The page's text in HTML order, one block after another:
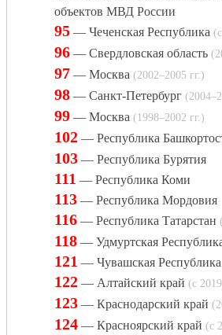
объектов МВД России
95 — Чеченская Республика
96 — Свердловская область
97 — Москва (2002–2005 гг.)
98 — Санкт-Петербург
99 — Москва (1998–2002 гг.)
102 — Республика
103 — Республика Бурятия
111 — Республика Коми
113 — Республика Мордовия
116 — Республика Татарстан
118 — Удмуртская
121 — Чувашская Республика
122 — Алтайский край (с
123 — Краснодарский край
124 — Красноярский край (с